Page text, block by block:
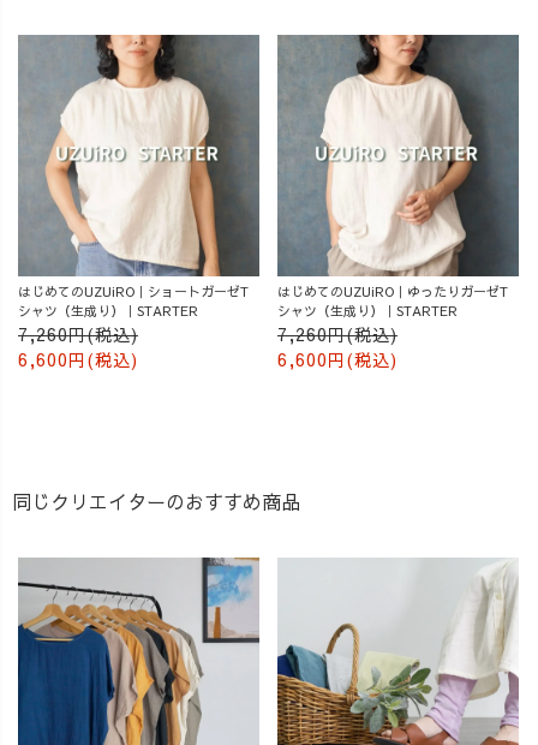
はじめてのUZUiRO｜ショートガーゼT
シャツ（生成り）｜STARTER
7,260円(税込)
6,600円(税込)
はじめてのUZUiRO｜ゆったりガーゼT
シャツ（生成り）｜STARTER
7,260円(税込)
6,600円(税込)
同じクリエイターのおすすめ商品